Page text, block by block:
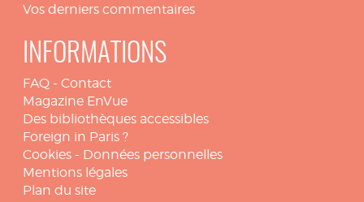
Vos derniers commentaires
INFORMATIONS
FAQ - Contact
Magazine EnVue
Des bibliothèques accessibles
Foreign in Paris ?
Cookies - Données personnelles
Mentions légales
Plan du site